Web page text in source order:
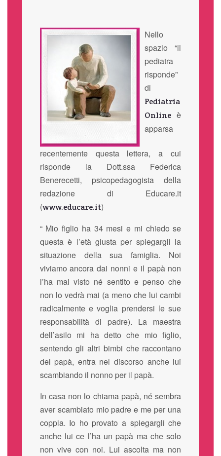
Nello
spazio “il
pediatra
risponde”
di
Pediatria
Onlineè
apparsa
recentemente questa lettera, a cui
risponde la Dott.ssa Federica
Benerecetti, psicopedagogista della
redazione di Educare.it
(www.educare.it)
“ Mio figlio ha 34 mesi e mi chiedo se
questa è l’età giusta per spiegargli la
situazione della sua famiglia. Noi
viviamo ancora dai nonni e il papà non
l’ha mai visto né sentito e penso che
non lo vedrà mai (a meno che lui cambi
radicalmente e voglia prendersi le sue
responsabilità di padre). La maestra
dell’asilo mi ha detto che mio figlio,
sentendo gli altri bimbi che raccontano
del papà, entra nel discorso anche lui
scambiando il nonno per il papà.
In casa non lo chiama papà, né sembra
aver scambiato mio padre e me per una
coppia. Io ho provato a spiegargli che
anche lui ce l’ha un papà ma che solo
non vive con noi. Lui ascolta ma non